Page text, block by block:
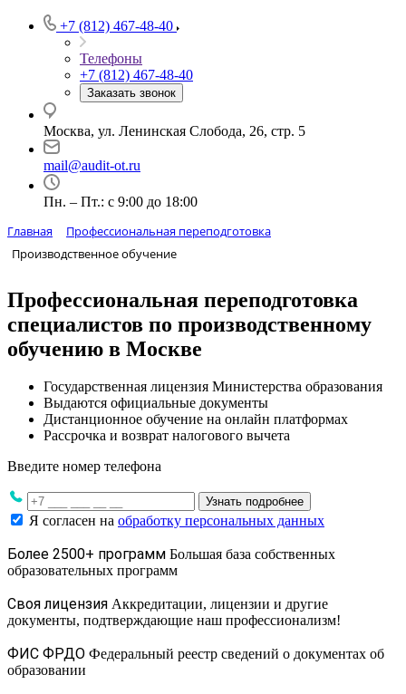
+7 (812) 467-48-40
Телефоны
+7 (812) 467-48-40
Заказать звонок
Москва, ул. Ленинская Слобода, 26, стр. 5
mail@audit-ot.ru
Пн. – Пт.: с 9:00 до 18:00
Главная
Профессиональная переподготовка
Производственное обучение
Профессиональная переподготовка
специалистов по производственному
обучению в Москве
Государственная лицензия Министерства образования
Выдаются официальные документы
Дистанционное обучение на онлайн платформах
Рассрочка и возврат налогового вычета
Введите номер телефона
Узнать подробнее
Я согласен на обработку персональных данных
Более 2500+ программ Большая база собственных
образовательных программ
Своя лицензия Аккредитации, лицензии и другие
документы, подтверждающие наш профессионализм!
ФИС ФРДО Федеральный реестр сведений о документах об
образовании